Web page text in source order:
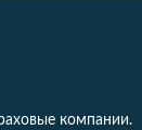
компании.